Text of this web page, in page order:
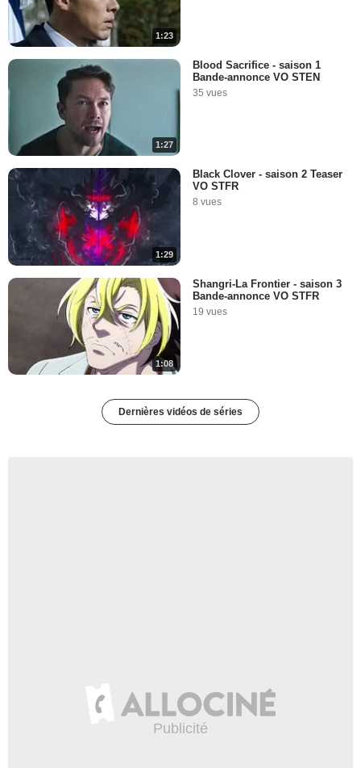
1:23
1:27
Blood Sacrifice - saison 1
Bande-annonce VO STEN
35 vues
1:29
Black Clover - saison 2 Teaser
VO STFR
8 vues
1:08
Shangri-La Frontier - saison 3
Bande-annonce VO STFR
19 vues
Dernières vidéos de séries